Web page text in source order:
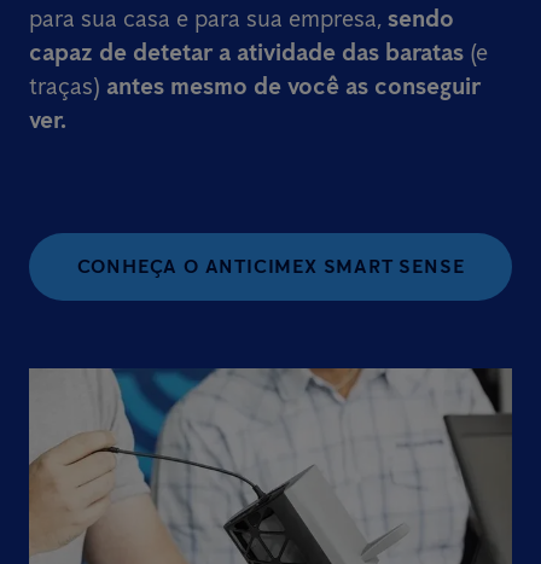
para sua casa e para sua empresa, sendo
capaz de detetar a atividade das baratas (e
traças) antes mesmo de você as conseguir
ver.
CONHEÇA O ANTICIMEX SMART SENSE